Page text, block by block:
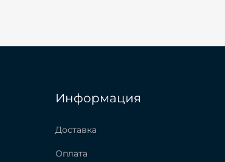
Информация
Доставка
Оплата